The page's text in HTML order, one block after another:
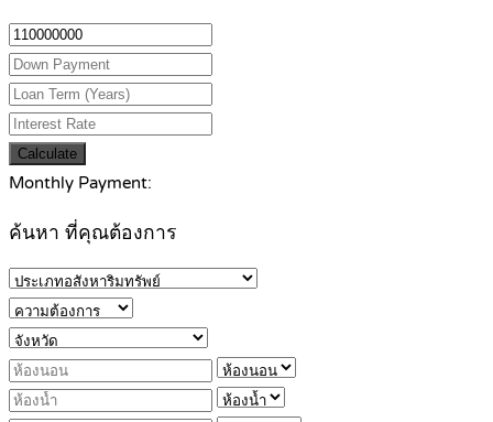
Calculate
Monthly Payment:
ค้นหา ที่คุณต้องการ